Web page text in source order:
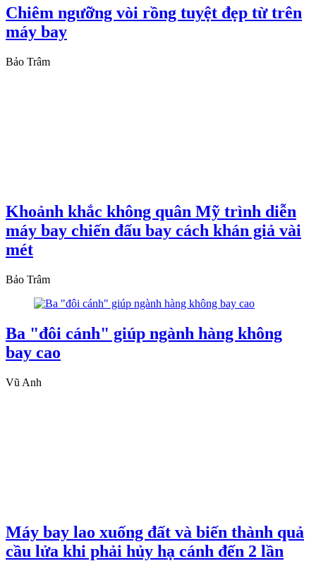
Chiêm ngưỡng vòi rồng tuyệt đẹp từ trên
máy bay
Bảo Trâm
Khoảnh khắc không quân Mỹ trình diễn
máy bay chiến đấu bay cách khán giả vài
mét
Bảo Trâm
Ba "đôi cánh" giúp ngành hàng không
bay cao
Vũ Anh
Máy bay lao xuống đất và biến thành quả
cầu lửa khi phải hủy hạ cánh đến 2 lần